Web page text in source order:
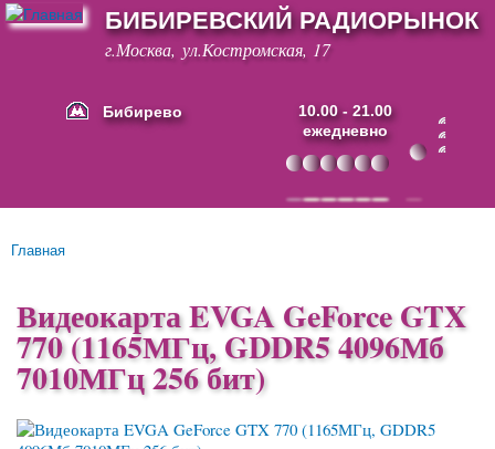
Перейти к
основному
содержанию
БИБИРЕВСКИЙ РАДИОРЫНОК
г.Москва, ул.Костромская, 17
Бибирево
10.00 - 21.00
ежедневно
Основные ссылки
Вы здесь
Главная
Видеокарта EVGA GeForce GTX
770 (1165МГц, GDDR5 4096Мб
7010МГц 256 бит)